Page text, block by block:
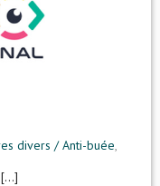
divers / Anti-buée,